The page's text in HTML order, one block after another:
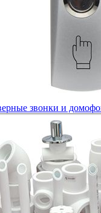
звонки и